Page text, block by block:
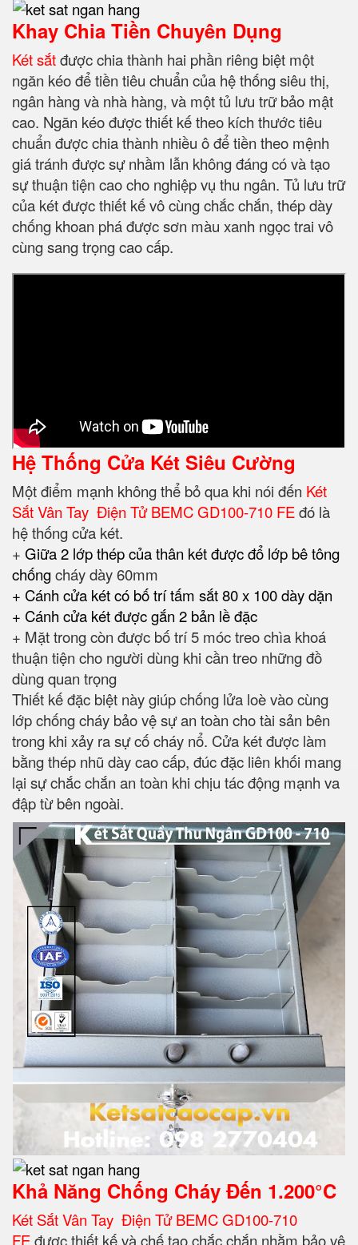
Khay Chia Tiền Chuyên Dụng
Két sắtđược chia thành hai phần riêng biệt một
ngăn kéo để tiền tiêu chuẩn của hệ thống siêu thị,
ngân hàng và nhà hàng, và một tủ lưu trữ bảo mật
cao. Ngăn kéo được thiết kế theo kích thước tiêu
chuẩn được chia thành nhiều ô để tiền theo mệnh
giá tránh được sự nhầm lẫn không đáng có và tạo
sự thuận tiện cao cho nghiệp vụ thu ngân. Tủ lưu trữ
của két được thiết kế vô cùng chắc chắn, thép dày
chống khoan phá được sơn màu xanh ngọc trai vô
cùng sang trọng cao cấp.
Hệ Thống Cửa Két Siêu Cường
Một điểm mạnh không thể bỏ qua khi nói đến Két
Sắt Vân Tay Điện Tử BEMC GD100-710 FEđó là
hệ thống cửa két.
+ Giữa 2 lớp thép của thân két được đổ lớp bê tông
chốngcháy dày 60mm
+ Cánh cửa két có bố trí tấm sắt 80 x 100 dày dặn
+ Cánh cửa két được gắn 2 bản lề đặc
+ Mặt trong còn được bố trí 5 móc treo chìa khoá
thuận tiện cho người dùng khi cần treo những đồ
dùng quan trọng
Thiết kế đặc biệt này giúp chống lửa loè vào cùng
lớp chống cháy bảo vệ sự an toàn cho tài sản bên
trong khi xảy ra sự cố cháy nổ. Cửa két được làm
bằng thép nhũ dày cao cấp, đúc đặc liên khối mang
lại sự chắc chắn an toàn khi chịu tác động mạnh va
đập từ bên ngoài.
Khả Năng Chống Cháy Đến 1.200°C
Két Sắt Vân Tay Điện Tử BEMC GD100-710
FE được thiết kế và chế tạo chắc chắn nhằm bảo vệ